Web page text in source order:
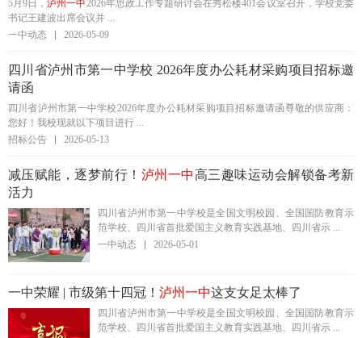
5月9日，泸州一中2026年思政工作专题研讨会在秀松楼401会议室召开，学校党委
书记王建波出席会议并 ...
一中动态
2026-05-09
四川省泸州市第一中学校 2026年度办公耗材采购项目招标邀
请函
四川省泸州市第一中学校2026年度办公耗材采购项目招标邀请函尊敬的供应商：
您好！我校现就以下项目进行 ...
招标公告
2026-05-13
减压赋能，逐梦前行！ 泸州一中高三趣味运动会解锁备考新
活力
四川省泸州市第一中学校是全国文明校园、全国国防教育示
范学校、四川省首批爱国主义教育实践基地、四川省示 ...
一中动态
2026-05-01
一中荣耀 | 市级第十四冠！ 泸州一中这支女足太棒了
四川省泸州市第一中学校是全国文明校园、全国国防教育示
范学校、四川省首批爱国主义教育实践基地、四川省示 ...